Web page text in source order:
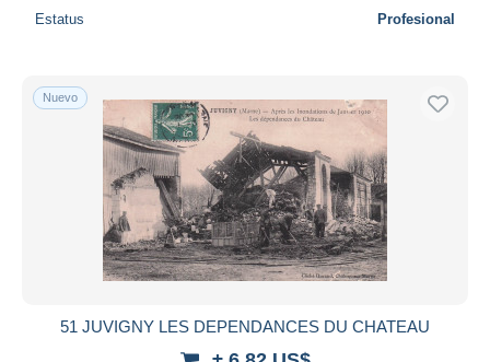
Estatus Profesional
Nuevo
51 JUVIGNY LES DEPENDANCES DU CHATEAU